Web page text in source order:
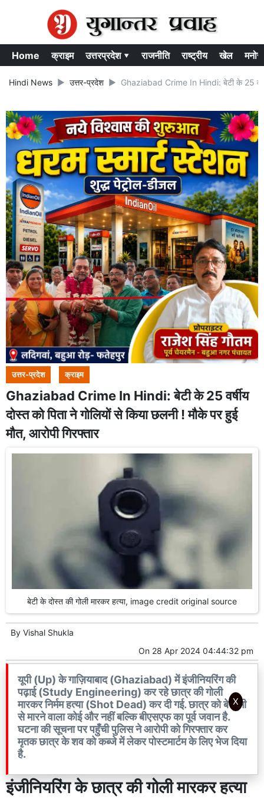
Home क्राइम उत्तरप्रदेश ▾ राजनीति राष्ट्रीय खेल
Hindi News उत्तर-प्रदेश Ghaziabad Crime In Hindi: बेटी के 25
उत्तर-प्रदेश क्राइम
Ghaziabad Crime In Hindi: बेटी के 25 वर्षीय
दोस्त को पिता ने गोलियों से किया छलनी ! मौके पर हुई
मौत, आरोपी गिरफ्तार
बेटी के दोस्त की गोली मारकर हत्या, image credit original source
By Vishal Shukla
On 28 Apr 2024 04:44:32 pm
यूपी (Up) के गाज़ियाबाद (Ghaziabad) में इंजीनियरिंग की
पढ़ाई (Study Engineering) कर रहे छात्र की गोली
मारकर निर्मम हत्या (Shot Dead) कर दी गई. छात्र को बेरहमी
से मारने वाला कोई और नहीं बल्कि बीएसएफ का पूर्व जवान है.
घटना की सूचना पर पहुँची पुलिस ने आरोपी को गिरफ्तार कर
मृतक छात्र के शव को कब्जे में लेकर पोस्टमार्टम के लिए भेज दिया
है.
इंजीनियरिंग के छात्र की गोली मारकर हत्या
X